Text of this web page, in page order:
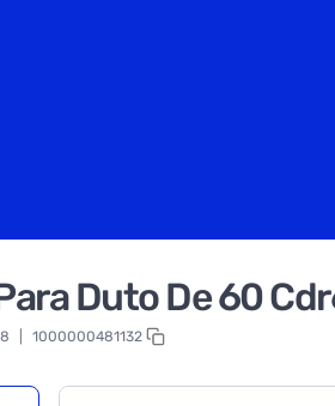
Duto De 60
1000000481132